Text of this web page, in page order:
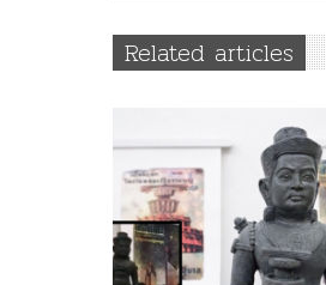
Related articles